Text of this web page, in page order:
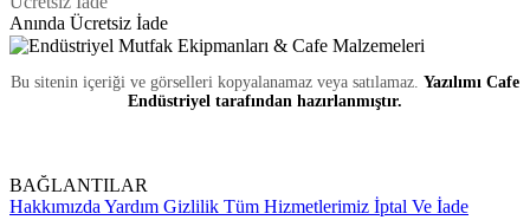
Anında Ücretsiz İade
Bu sitenin içeriği ve görselleri kopyalanamaz veya satılamaz. Yazılımı Cafe
Endüstriyel tarafından hazırlanmıştır.
BAĞLANTILAR
Hakkımızda Yardım Gizlilik Tüm Hizmetlerimiz İptal Ve İade